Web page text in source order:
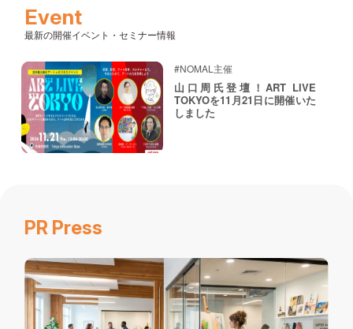
ワークショップ
導入費用について
ニュース
PRニュース
イベント
導入費用について
お問い合わせ
Event
最新の開催イベント・セミナー情報
#NOMAL主催
山口周氏登壇！ART LIVE
TOKYOを11月21日に開催いた
しました
PR Press